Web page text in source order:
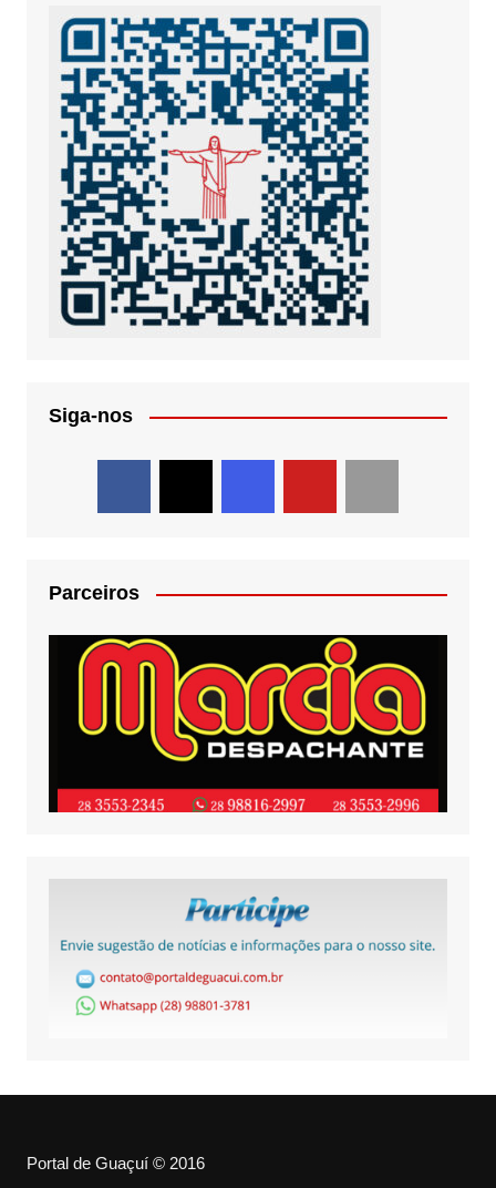
Siga-nos
Parceiros
Portal de Guaçuí © 2016